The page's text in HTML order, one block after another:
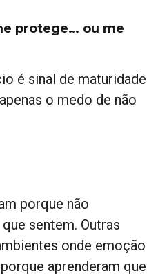
protege… ou me
é sinal de maturidade
o medo de não
porque não
sentem. Outras
onde emoção
aprenderam que